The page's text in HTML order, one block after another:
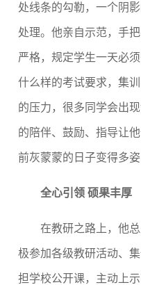
处线条的勾勒，一个阴
处理。他亲自示范，手
严格，规定学生一天必
什么样的考试要求，集
的压力，很多同学会出
的陪伴、鼓励、指导让
前灰蒙蒙的日子变得多姿
全心引领 硕果丰厚
在教研之路上，他
极参加各级教研活动、
担学校公开课，主动上